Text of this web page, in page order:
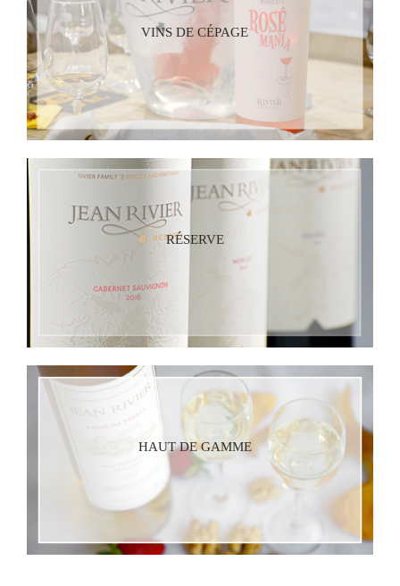
VINS DE CÉPAGE
RÉSERVE
HAUT DE GAMME